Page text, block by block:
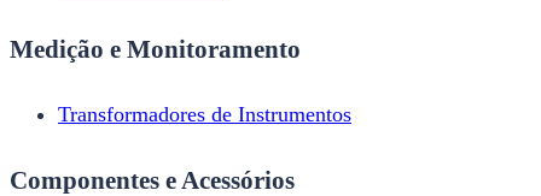
Medição e Monitoramento
Transformadores de Instrumentos
Componentes e Acessórios